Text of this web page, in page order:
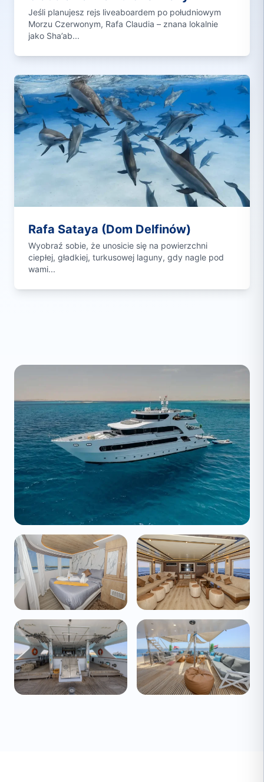
Jeśli planujesz rejs liveaboardem po południowym
Morzu Czerwonym, Rafa Claudia – znana lokalnie
jako Sha’ab...
Rafa Sataya (Dom Delfinów)
Wyobraź sobie, że unosicie się na powierzchni
ciepłej, gładkiej, turkusowej laguny, gdy nagle pod
wami...